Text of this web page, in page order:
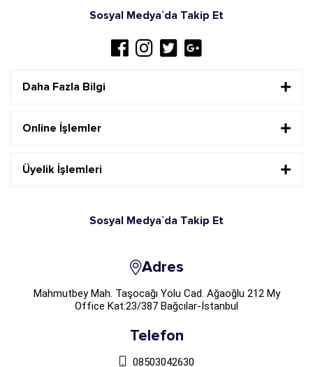
Sosyal Medya`da Takip Et
Daha Fazla Bilgi
Online İşlemler
Üyelik İşlemleri
Sosyal Medya`da Takip Et
Adres
Mahmutbey Mah. Taşocağı Yolu Cad. Ağaoğlu 212 My
Office Kat:23/387 Bağcılar-İstanbul
Telefon
08503042630